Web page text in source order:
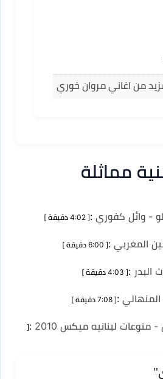
من اغاني مروان خوري
مماثلة
- وائل كفوري :[ 4:02 دقيقة ]
المغربي :[ 6:00 دقيقة ]
البدر :[ 4:03 دقيقة ]
:[ 7:08 دقيقة ]
لبنانيه ميكس 2010 :
[